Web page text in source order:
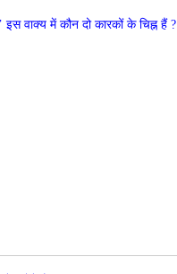
इस वाक्य में कौन दो कारकों के चिह्न हैं ?